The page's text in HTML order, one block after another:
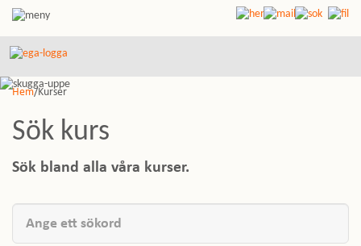
Hem/Kurser
Sök kurs
Sök bland alla våra kurser.